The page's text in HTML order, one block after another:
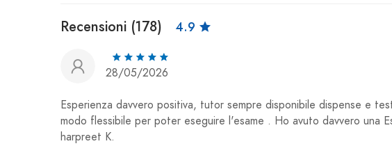
Recensioni (178) 4.9
28/05/2026
Esperienza davvero positiva, tutor sempre disponibile dispense e
modo flessibile per poter eseguire l'esame . Ho avuto davvero una
harpreet K.